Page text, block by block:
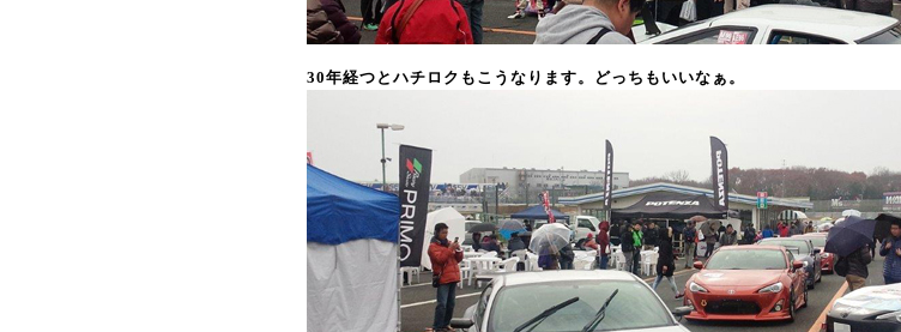
30年経つとハチロクもこうなります。どっちもいいなぁ。